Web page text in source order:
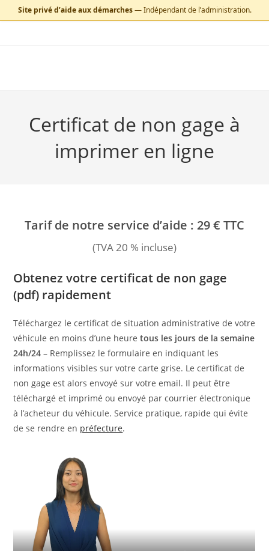
Site privé d’aide aux démarches— Indépendant de l’administration.
Certificat de non gage à
imprimer en ligne
Tarif de notre service d’aide : 29 € TTC
(TVA 20 % incluse)
Obtenez votre certificat de non gage
(pdf) rapidement
Téléchargez le certificat de situation administrative de votre
véhicule en moins d’une heuretous les jours de la semaine
24h/24 – Remplissez le formulaire en indiquant les
informations visibles sur votre carte grise. Le certificat de
non gage est alors envoyé sur votre email. Il peut être
téléchargé et imprimé ou envoyé par courrier électronique
à l’acheteur du véhicule. Service pratique, rapide qui évite
de se rendre en préfecture.